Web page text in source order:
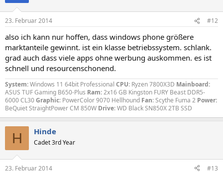
23. Februar 2014 #12
also ich kann nur hoffen, dass windows phone größere
marktanteile gewinnt. ist ein klasse betriebssystem. schlank.
grad auch dass viele apps ohne werbung auskommen. es ist
schnell und resourcenschonend.
System:Windows 11 64bit Professional CPU: Ryzen 7800X3D Mainboard:
ASUS TUF Gaming B650-Plus Ram:2x16 GB Kingston FURY Beast DDR5-
6000 CL30Graphic: PowerColor 9070 Hellhound Fan: Scythe Fuma 2 Power:
BeQuiet StraightPower CM 850W Drive: WD Black SN850X 2TB SSD
H Hinde
Cadet 3rd Year
23. Februar 2014 #13